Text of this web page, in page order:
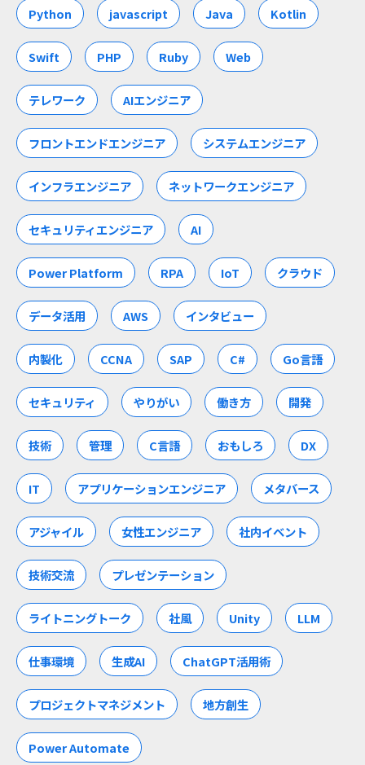
Python javascript Java Kotlin
Swift PHP Ruby Web
テレワーク AIエンジニア
フロントエンドエンジニア システムエンジニア
インフラエンジニア ネットワークエンジニア
セキュリティエンジニア AI
Power Platform RPA IoT クラウド
データ活用 AWS インタビュー
内製化 CCNA SAP C# Go言語
セキュリティ やりがい 働き方 開発
技術 管理 C言語 おもしろ DX
IT アプリケーションエンジニア メタバース
アジャイル 女性エンジニア 社内イベント
技術交流 プレゼンテーション
ライトニングトーク 社風 Unity LLM
仕事環境 生成AI ChatGPT活用術
プロジェクトマネジメント 地方創生
Power Automate